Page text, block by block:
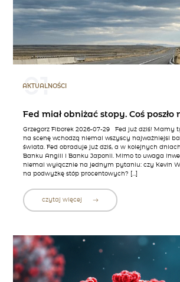
01
AKTUALNOŚCI
Fed miał obniżać stopy. Coś poszło
Grzegorz Fiborek 2026-07-29 Fed już dziś! Mamy
na scenę wchodzą niemal wszyscy najważniejsi
świata. Fed obraduje już dziś, a w kolejnych
Banku Anglii i Banku Japonii. Mimo to uwaga
niemal wyłącznie na jednym pytaniu: czy Kevin
na podwyżkę stóp procentowych? […]
czytaj więcej